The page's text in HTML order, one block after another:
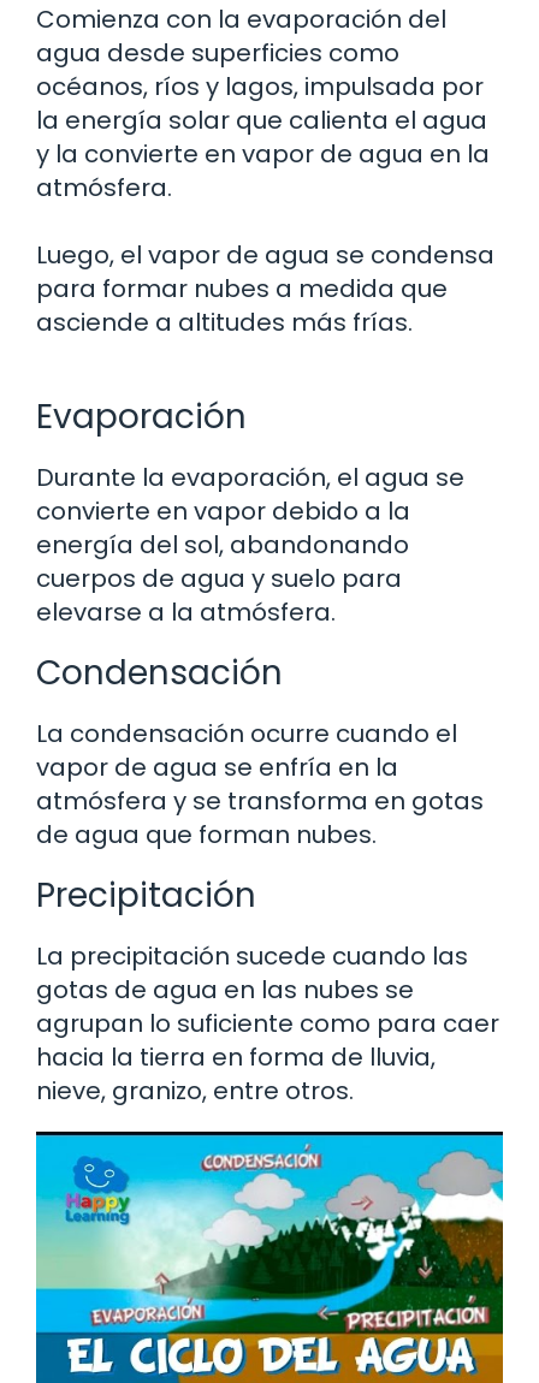
Comienza con la evaporación del
agua desde superficies como
océanos, ríos y lagos, impulsada por
la energía solar que calienta el agua
y la convierte en vapor de agua en la
atmósfera.
Luego, el vapor de agua se condensa
para formar nubes a medida que
asciende a altitudes más frías.
Evaporación
Durante la evaporación, el agua se
convierte en vapor debido a la
energía del sol, abandonando
cuerpos de agua y suelo para
elevarse a la atmósfera.
Condensación
La condensación ocurre cuando el
vapor de agua se enfría en la
atmósfera y se transforma en gotas
de agua que forman nubes.
Precipitación
La precipitación sucede cuando las
gotas de agua en las nubes se
agrupan lo suficiente como para caer
hacia la tierra en forma de lluvia,
nieve, granizo, entre otros.